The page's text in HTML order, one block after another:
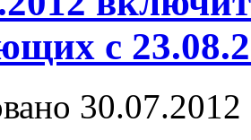
с
30.07.2012